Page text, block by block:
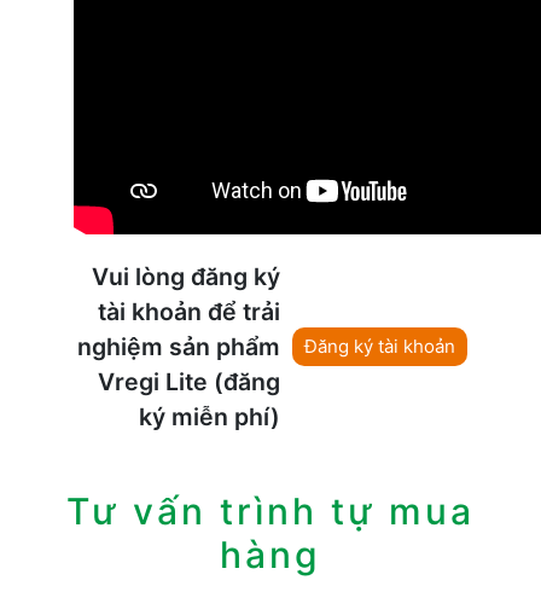
Vui lòng đăng ký
tài khoản để trải
nghiệm sản phẩm
Vregi Lite (đăng
ký miễn phí)
Đăng ký tài khoản
Tư vấn trình tự mua
hàng